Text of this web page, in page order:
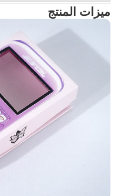
المنتج